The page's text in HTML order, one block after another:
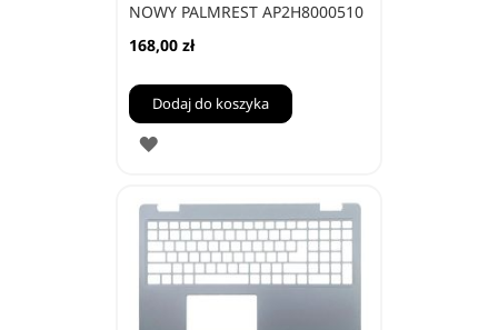
NOWY PALMREST AP2H8000510
168,00 zł
Dodaj do koszyka
DODAJ
ULUBIONYCH